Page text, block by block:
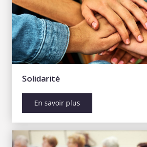
Solidarité
En savoir plus